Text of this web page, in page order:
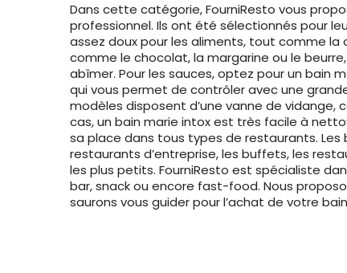
Dans cette catégorie, FourniResto vous
professionnel. Ils ont été sélectionnés pour
assez doux pour les aliments, tout comme la
comme le chocolat, la margarine ou le
abîmer. Pour les sauces, optez pour un bain
qui vous permet de contrôler avec une
modèles disposent d’une vanne de vidange,
cas, un bain marie intox est très facile à
sa place dans tous types de restaurants.
restaurants d’entreprise, les buffets, les
les plus petits. FourniResto est spécialiste
bar, snack ou encore fast-food. Nous
saurons vous guider pour l’achat de votre